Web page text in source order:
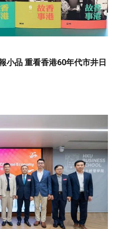
小品 重看香港60年代市井日